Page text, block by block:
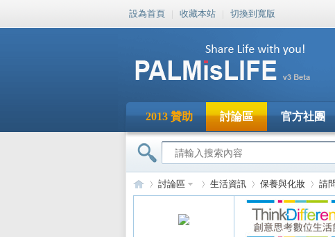
設為首頁 | 收藏本站 | 切換到寬版
2013 贊助 討論區 官方社團
討論區 生活資訊 保養與化妝 請